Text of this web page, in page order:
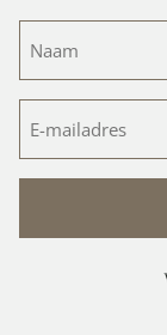
(Vereist)
mailadres